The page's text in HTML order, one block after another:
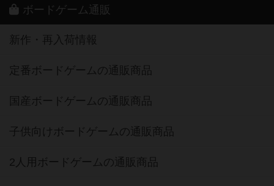
ボードゲーム通販
新作・再入荷情報
定番ボードゲームの通販商品
国産ボードゲームの通販商品
子供向けボードゲームの通販商品
2人用ボードゲームの通販商品